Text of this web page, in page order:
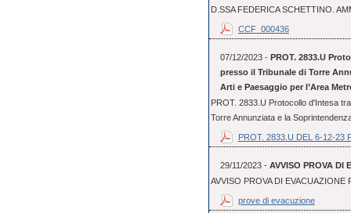
D.SSA FEDERICA SCHETTINO.
CCF_000436
07/12/2023 - PROT. 2833.U
presso il Tribunale di Torre
Arti e Paesaggio per l’Area
PROT. 2833.U Protocollo d'Intesa
Torre Annunziata e la
PROT. 2833.U DEL 6-12-23
29/11/2023 - AVVISO PROVA DI
AVVISO PROVA DI
prove di evacuzione